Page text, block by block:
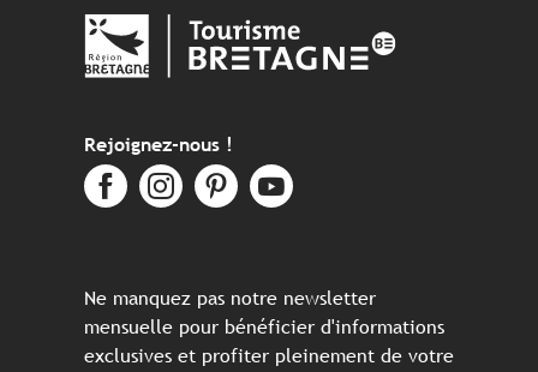
Rejoignez-nous !
Ne manquez pas notre newsletter
mensuelle pour bénéficier d'informations
exclusives et profiter pleinement de votre